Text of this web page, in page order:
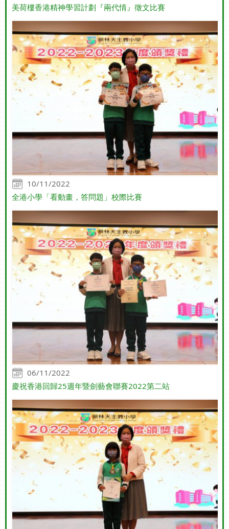
美荷樓香港精神學習計劃『兩代情』徵文比賽
10/11/2022
全港小學「看動畫，答問題」校際比賽
06/11/2022
慶祝香港回歸25週年暨劍藝會聯賽2022第二站